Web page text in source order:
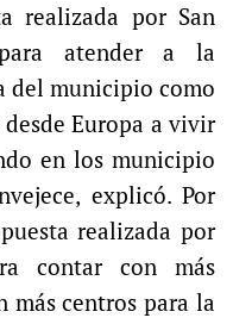
realizada por San
atender a la
del municipio como
Europa a vivir
en los municipio
explicó. Por
realizada por
contar con más
más centros para la